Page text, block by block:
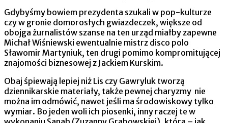
Gdybyśmy bowiem prezydenta szukali w pop-kulturze
czy w gronie domorosłych gwiazdeczek, większe od
obojga żurnalistów szanse na ten urząd miałby zapewne
Michał Wiśniewski ewentualnie mistrz disco polo
Sławomir Martyniuk, ten drugi pomimo kompromitującej
znajomości biznesowej z Jackiem Kurskim.
Obaj śpiewają lepiej niż Lis czy Gawryluk tworzą
dziennikarskie materiały, także pewnej charyzmy nie
można im odmówić, nawet jeśli ma środowiskowy tylko
wymiar. Bo jeden woli ich piosenki, inny raczej te w